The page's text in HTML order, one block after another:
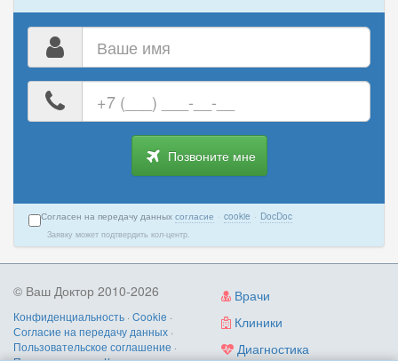
номер
телефона
Позвоните мне
Согласен на передачу данных согласие · cookie · DocDoc
Заявку может подтвердить кол-центр.
Врачи
Клиники
Диагностика
© Ваш Доктор 2010-2026
Конфиденциальность · Cookie ·
Согласие на передачу данных ·
Пользовательское соглашение ·